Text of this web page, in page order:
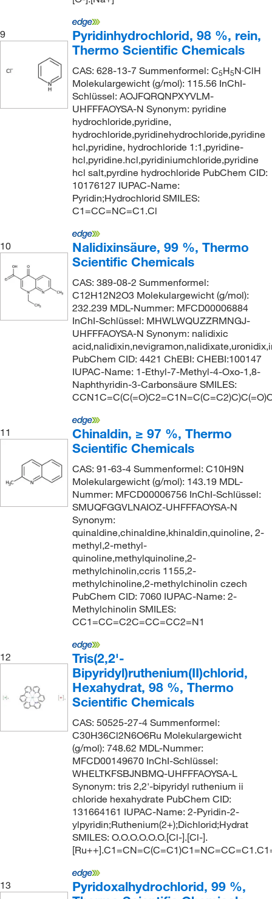
9
Pyridinhydrochlorid, 98 %, rein,
Thermo Scientific Chemicals
CAS: 628-13-7 Summenformel: C5H5N·ClH
Molekulargewicht (g/mol): 115.56 InChI-
Schlüssel: AOJFQRQNPXYVLM-
UHFFFAOYSA-N Synonym: pyridine
hydrochloride,pyridine,
hydrochloride,pyridinehydrochloride,pyridine
hcl,pyridine, hydrochloride 1:1,pyridine-
hcl,pyridine.hcl,pyridiniumchloride,pyridine
hcl salt,pyrdine hydrochloride PubChem CID:
10176127 IUPAC-Name:
Pyridin;Hydrochlorid SMILES:
C1=CC=NC=C1.Cl
10
Nalidixinsäure, 99 %, Thermo
Scientific Chemicals
CAS: 389-08-2 Summenformel:
C12H12N2O3 Molekulargewicht (g/mol):
232.239 MDL-Nummer: MFCD00006884
InChI-Schlüssel: MHWLWQUZZRMNGJ-
UHFFFAOYSA-N Synonym: nalidixic
PubChem CID: 4421 ChEBI: CHEBI:100147
IUPAC-Name: 1-Ethyl-7-Methyl-4-Oxo-1,8-
Naphthyridin-3-Carbonsäure SMILES:
11
Chinaldin, ≥ 97 %, Thermo
Scientific Chemicals
CAS: 91-63-4 Summenformel: C10H9N
Molekulargewicht (g/mol): 143.19 MDL-
Nummer: MFCD00006756 InChI-Schlüssel:
SMUQFGGVLNAIOZ-UHFFFAOYSA-N
Synonym:
quinaldine,chinaldine,khinaldin,quinoline, 2-
methyl,2-methyl-
quinoline,methylquinoline,2-
methylchinolin,ccris 1155,2-
methylchinoline,2-methylchinolin czech
PubChem CID: 7060 IUPAC-Name: 2-
Methylchinolin SMILES:
CC1=CC=C2C=CC=CC2=N1
12
Tris(2,2'-
Bipyridyl)ruthenium(II)chlorid,
Hexahydrat, 98 %, Thermo
Scientific Chemicals
CAS: 50525-27-4 Summenformel:
C30H36Cl2N6O6Ru Molekulargewicht
(g/mol): 748.62 MDL-Nummer:
MFCD00149670 InChI-Schlüssel:
WHELTKFSBJNBMQ-UHFFFAOYSA-L
Synonym: tris 2,2'-bipyridyl ruthenium ii
chloride hexahydrate PubChem CID:
131664161 IUPAC-Name: 2-Pyridin-2-
ylpyridin;Ruthenium(2+);Dichlorid;Hydrat
SMILES: O.O.O.O.O.O.[Cl-].[Cl-].
13
Pyridoxalhydrochlorid, 99 %,